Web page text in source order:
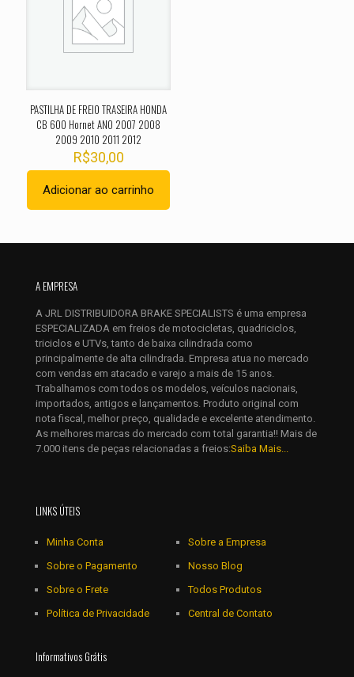
obrigatórios são marcados com
Sua avaliação
mail*
Salvar meus dados neste navegador para a próxima vez que
eu comentar.
PASTILHA DE FREIO TRASEIRA HONDA
CB 600 Hornet ANO 2007 2008
2009 2010 2011 2012
R$30,00
Adicionar ao carrinho
A EMPRESA
A JRL DISTRIBUIDORA BRAKE SPECIALISTS é uma empresa
ESPECIALIZADA em freios de motocicletas, quadriciclos,
triciclos e UTVs, tanto de baixa cilindrada como
principalmente de alta cilindrada. Empresa atua no mercado
com vendas em atacado e varejo a mais de 15 anos.
Trabalhamos com todos os modelos, veículos nacionais,
importados, antigos e lançamentos. Produto original com
nota fiscal, melhor preço, qualidade e excelente atendimento.
As melhores marcas do mercado com total garantia!! Mais de
7.000 itens de peças relacionadas a freios:Saiba Mais...
LINKS ÚTEIS
Minha Conta
Sobre o Pagamento
Sobre o Frete
Política de Privacidade
Sobre a Empresa
Nosso Blog
Todos Produtos
Central de Contato
Informativos Grátis